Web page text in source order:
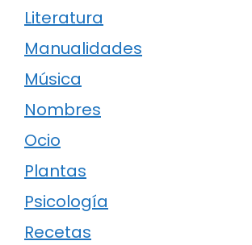
Literatura
Manualidades
Música
Nombres
Ocio
Plantas
Psicología
Recetas